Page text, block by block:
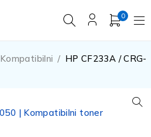
0
Kompatibilni / HP CF233A / CRG-